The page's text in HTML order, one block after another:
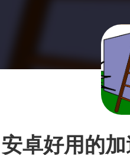
安卓好用的